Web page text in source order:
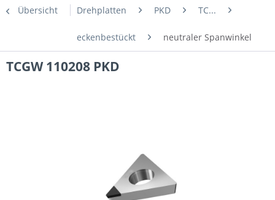
Übersicht Drehplatten PKD TC...
eckenbestückt neutraler Spanwinkel
TCGW 110208 PKD